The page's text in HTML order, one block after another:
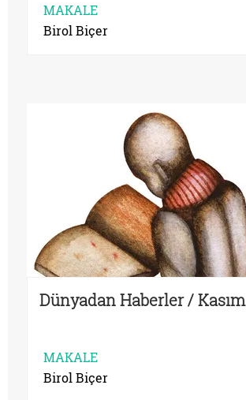
MAKALE
Birol Biçer
Dünyadan Haberler / Kasım
MAKALE
Birol Biçer